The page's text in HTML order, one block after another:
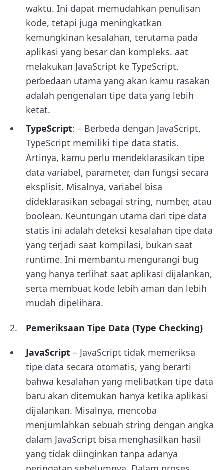
waktu. Ini dapat memudahkan penulisan
kode, tetapi juga meningkatkan
kemungkinan kesalahan, terutama pada
aplikasi yang besar dan kompleks. aat
melakukan JavaScript ke TypeScript,
perbedaan utama yang akan kamu rasakan
adalah pengenalan tipe data yang lebih
ketat.
TypeScript: – Berbeda dengan JavaScript,
TypeScript memiliki tipe data statis.
Artinya, kamu perlu mendeklarasikan tipe
data variabel, parameter, dan fungsi secara
eksplisit. Misalnya, variabel bisa
dideklarasikan sebagai string, number, atau
boolean. Keuntungan utama dari tipe data
statis ini adalah deteksi kesalahan tipe data
yang terjadi saat kompilasi, bukan saat
runtime. Ini membantu mengurangi bug
yang hanya terlihat saat aplikasi dijalankan,
serta membuat kode lebih aman dan lebih
mudah dipelihara.
Pemeriksaan Tipe Data (Type Checking)
JavaScript – JavaScript tidak memeriksa
tipe data secara otomatis, yang berarti
bahwa kesalahan yang melibatkan tipe data
baru akan ditemukan hanya ketika aplikasi
dijalankan. Misalnya, mencoba
menjumlahkan sebuah string dengan angka
dalam JavaScript bisa menghasilkan hasil
yang tidak diinginkan tanpa adanya